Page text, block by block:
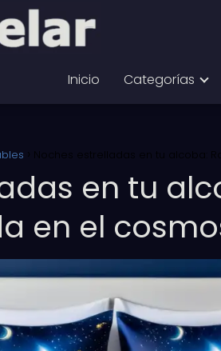
Inicio Categorías
Noches estrelladas en tu alcoba:
en tu
en el